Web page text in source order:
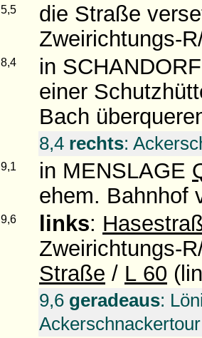
5,5
die Straße
Zweirichtungs-
8,4
in
einer
Bach
8,4 rechts:
9,1 in MENSLAGE
ehem. Bahnhof
9,6 links:
Zweirichtungs-
Straße / L 60
9,6 geradeaus: